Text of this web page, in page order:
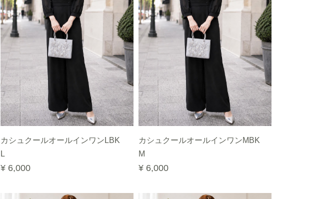
カシュクールオールインワンLBK
L
¥ 6,000
カシュクールオールインワンMBK
M
¥ 6,000